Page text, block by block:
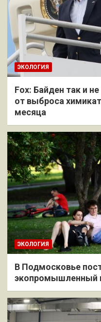
ЭКОЛОГИЯ
Fox: Байден так и
от выброса
месяца
ЭКОЛОГИЯ
В Подмосковье
экопромышленный